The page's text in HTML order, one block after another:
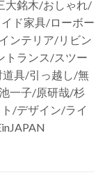
大銘木/おしゃれ/
ド家具/ローボー
ンテリア/リビン
トランス/スツー
具/引っ越し/無
一子/原研哉/杉
/デザイン/ライ